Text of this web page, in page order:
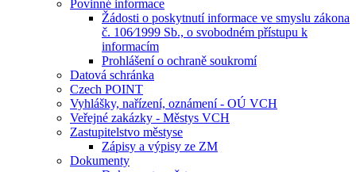
Povinné informace
Žádosti o poskytnutí informace ve smyslu zákona
č. 106⁄1999 Sb., o svobodném přístupu k
informacím
Prohlášení o ochraně soukromí
Datová schránka
Czech POINT
Vyhlášky, nařízení, oznámení - OÚ VCH
Veřejné zakázky - Městys VCH
Zastupitelstvo městyse
Zápisy a výpisy ze ZM
Dokumenty